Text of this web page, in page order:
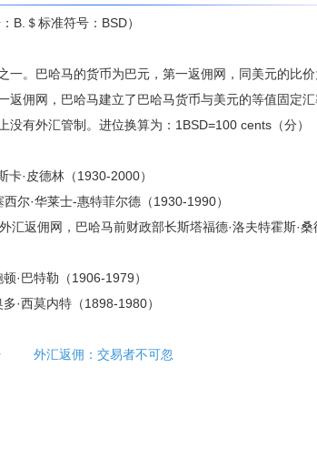
＄标准符号：BSD）
。巴哈马的货币为巴元，第一返佣网，同美元的比
返佣网，巴哈马建立了巴哈马货币与美元的等值固定
有外汇管制。进位换算为：1BSD=100 cents（分）
·皮德林（1930-2000）
尔·华莱士-惠特菲尔德（1930-1990）
汇返佣网，巴哈马前财政部长斯塔福德·洛夫特霍斯·
·巴特勒（1906-1979）
·西莫内特（1898-1980）
外汇返佣：交易者不可忽